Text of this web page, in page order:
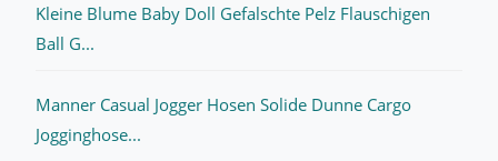
Kleine Blume Baby Doll Gefalschte Pelz Flauschigen
Ball G...
Manner Casual Jogger Hosen Solide Dunne Cargo
Jogginghose...